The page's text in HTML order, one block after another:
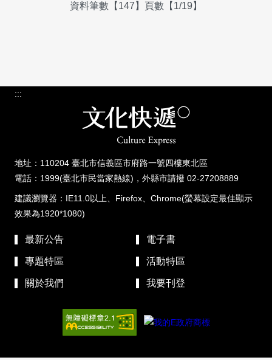
資料筆數【147】頁數【1/19】
:::
地址：110204 臺北市信義區市府路一號四樓東北區
電話：1999(臺北市民當家熱線)，外縣市請撥 02-27208889
建議瀏覽器：IE11.0以上、Firefox、Chrome(螢幕設定最佳顯示
效果為1920*1080)
最新公告 電子書
專題特區 活動特區
關於我們 我要刊登